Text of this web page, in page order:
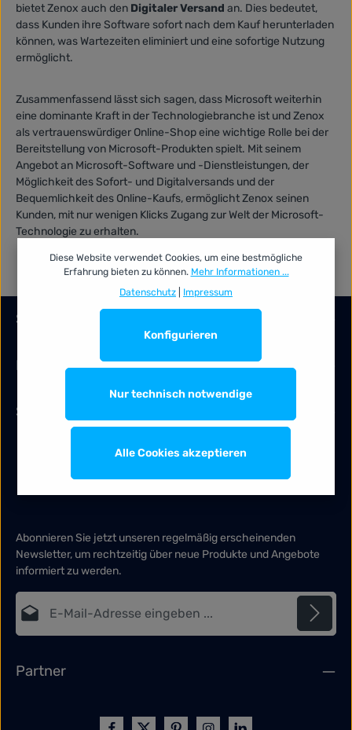
bietet Zenox auch den Digitaler Versand an. Dies bedeutet,
dass Kunden ihre Software sofort nach dem Kauf herunterladen
können, was Wartezeiten eliminiert und eine sofortige Nutzung
ermöglicht.
Zusammenfassend lässt sich sagen, dass Microsoft weiterhin
eine dominante Kraft in der Technologiebranche ist und Zenox
als vertrauenswürdiger Online-Shop eine wichtige Rolle bei der
Bereitstellung von Microsoft-Produkten spielt. Mit seinem
Angebot an Microsoft-Software und -Dienstleistungen, der
Möglichkeit des Sofort- und Digitalversands und der
Bequemlichkeit des Online-Kaufs, ermöglicht Zenox seinen
Kunden, mit nur wenigen Klicks Zugang zur Welt der Microsoft-
Technologie zu erhalten.
Service-Hotline
Information
Services
Abonnieren Sie jetzt unseren regelmäßig erscheinenden
Newsletter, um rechtzeitig über neue Produkte und Angebote
informiert zu werden.
E-Mail-Adresse*
Ich habe die
Die mit einem Stern (*) markierten Felder sind Pflichtfelder.
Partner
Diese Website verwendet Cookies, um eine bestmögliche
Erfahrung bieten zu können. Mehr Informationen ...
Datenschutz
Impressum
Nur technisch notwendige
Konfigurieren
Alle Cookies akzeptieren